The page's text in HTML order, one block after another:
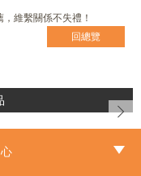
維繫關係不失禮！
回總覽
next